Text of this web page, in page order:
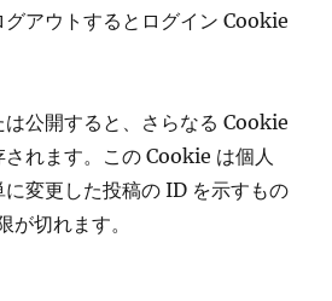
グアウトするとログイン Cookie
は公開すると、さらなる Cookie
れます。この Cookie は個人
変更した投稿の ID を示すもの
が切れます。